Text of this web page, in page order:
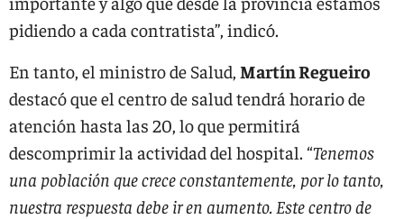
pidiendo a cada contratista”, indicó.
En tanto, el ministro de Salud, Martín Regueiro
destacó que el centro de salud tendrá horario de
atención hasta las 20, lo que permitirá
descomprimir la actividad del hospital. “Tenemos
una población que crece constantemente, por lo tanto,
nuestra respuesta debe ir en aumento. Este centro de